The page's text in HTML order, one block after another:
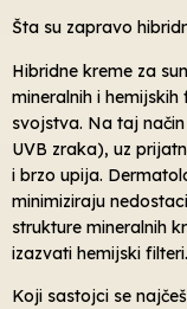
Šta su zapravo
Hibridne kreme za
mineralnih i
svojstva. Na taj
UVB zraka), uz
i brzo upija.
minimiziraju
strukture mineralnih
izazvati hemijski filteri.
Koji sastojci se